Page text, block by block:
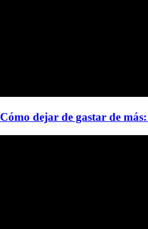
Cómo dejar de gastar de